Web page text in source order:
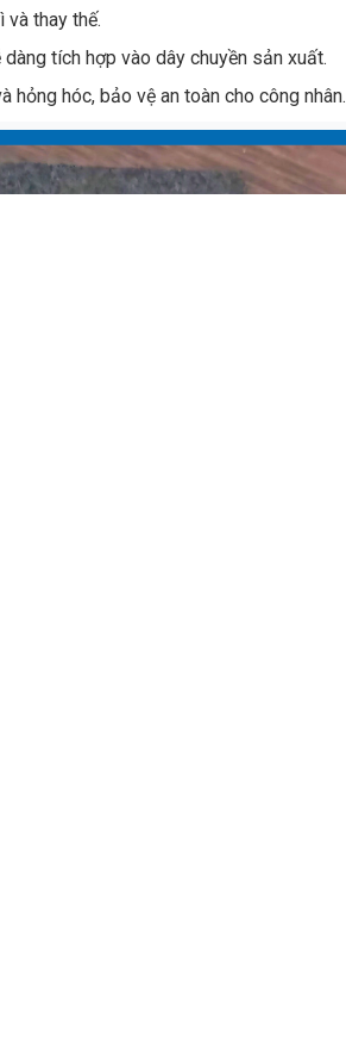
thay thế.
tích hợp vào dây chuyền sản xuất.
hỏng hóc, bảo vệ an toàn cho công nhân.